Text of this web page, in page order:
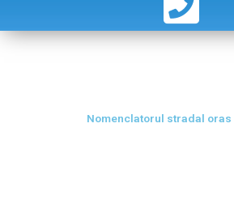
Nomenclatorul stradal oras